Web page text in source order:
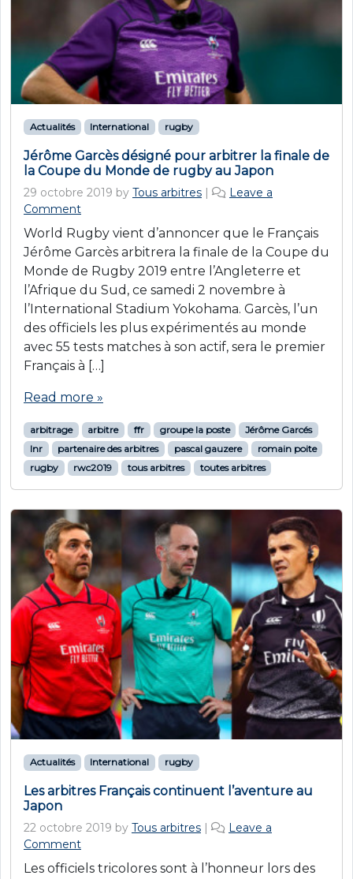
Actualités International rugby
Jérôme Garcès désigné pour arbitrer la finale de
la Coupe du Monde de rugby au Japon
29 octobre 2019 by Tous arbitres |
Leave a
Comment
World Rugby vient d’annoncer que le Français
Jérôme Garcès arbitrera la finale de la Coupe du
Monde de Rugby 2019 entre l’Angleterre et
l’Afrique du Sud, ce samedi 2 novembre à
l’International Stadium Yokohama. Garcès, l’un
des officiels les plus expérimentés au monde
avec 55 tests matches à son actif, sera le premier
Français à […]
Read more »
arbitrage arbitre ffr groupe la poste
Jérôme Garcés
lnr
partenaire des arbitres pascal gauzere
romain poite
rugby
rwc2019 tous arbitres toutes arbitres
Actualités International rugby
Les arbitres Français continuent l’aventure au
Japon
22 octobre 2019 by Tous arbitres
Leave a
Comment
Les officiels tricolores sont à l’honneur lors des